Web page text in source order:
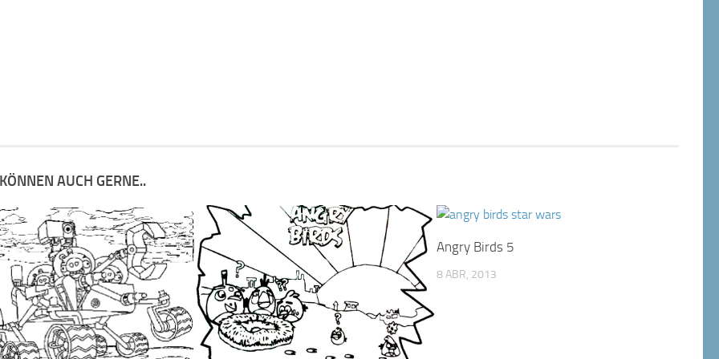
AUCH GERNE..
Angry Birds 5
8 ABR, 2013